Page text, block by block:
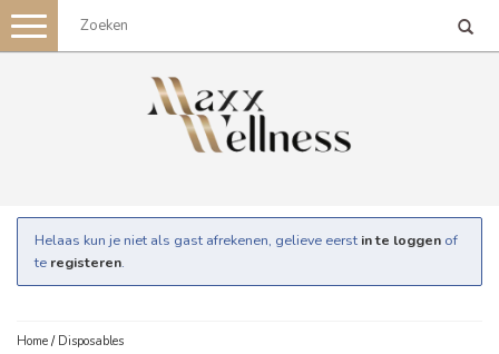
Toggle
navigation
Helaas kun je niet als gast afrekenen, gelieve eerst in te loggen of
te registeren.
Home / Disposables